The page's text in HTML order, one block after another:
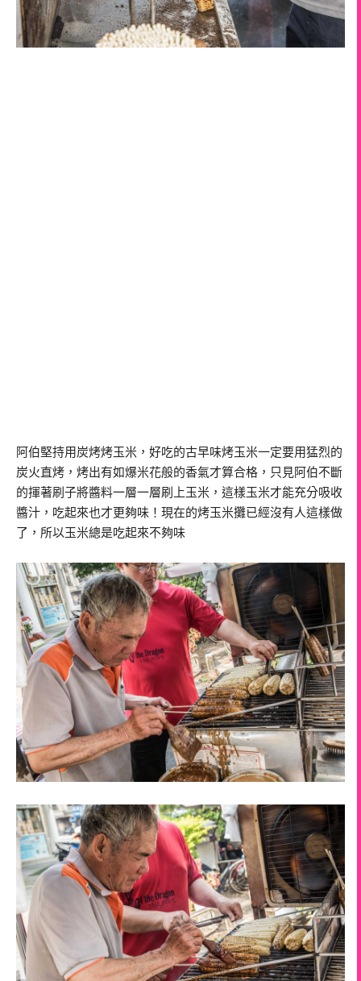
阿伯堅持用炭烤烤玉米，好吃的古早味烤玉米一定要用猛烈的
炭火直烤，烤出有如爆米花般的香氣才算合格，只見阿伯不斷
的揮著刷子將醬料一層一層刷上玉米，這樣玉米才能充分吸收
醬汁，吃起來也才更夠味！現在的烤玉米攤已經沒有人這樣做
了，所以玉米總是吃起來不夠味